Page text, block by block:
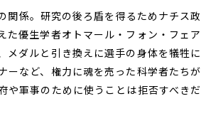
係。研究の後ろ盾を得るためナチス政
た優生学者オトマール・フォン・フェア
メダルと引き換えに選手の身体を犠牲に
ーなど、権力に魂を売った科学者たちが
や軍事のために使うことは拒否すべきだ